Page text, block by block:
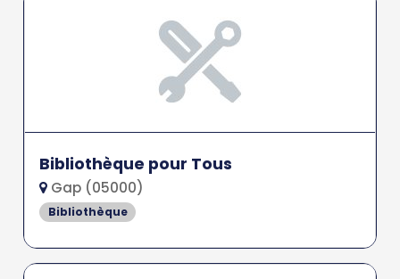
Bibliothèque pour Tous
Gap (05000)
Bibliothèque